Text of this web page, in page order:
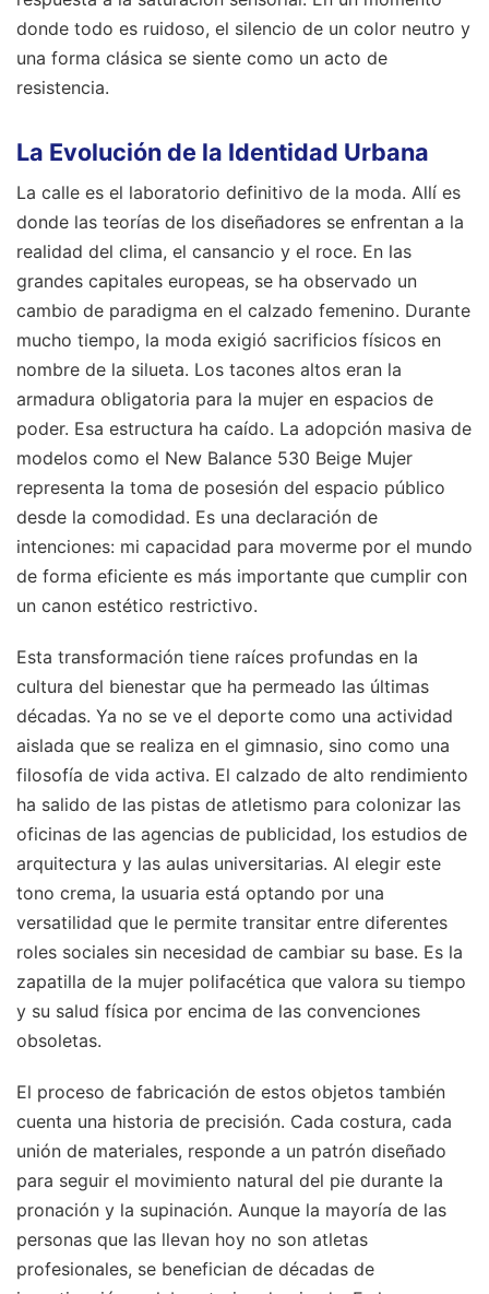
donde todo es ruidoso, el silencio de un color neutro y
una forma clásica se siente como un acto de
resistencia.
La Evolución de la Identidad Urbana
La calle es el laboratorio definitivo de la moda. Allí es
donde las teorías de los diseñadores se enfrentan a la
realidad del clima, el cansancio y el roce. En las
grandes capitales europeas, se ha observado un
cambio de paradigma en el calzado femenino. Durante
mucho tiempo, la moda exigió sacrificios físicos en
nombre de la silueta. Los tacones altos eran la
armadura obligatoria para la mujer en espacios de
poder. Esa estructura ha caído. La adopción masiva de
modelos como el New Balance 530 Beige Mujer
representa la toma de posesión del espacio público
desde la comodidad. Es una declaración de
intenciones: mi capacidad para moverme por el mundo
de forma eficiente es más importante que cumplir con
un canon estético restrictivo.
Esta transformación tiene raíces profundas en la
cultura del bienestar que ha permeado las últimas
décadas. Ya no se ve el deporte como una actividad
aislada que se realiza en el gimnasio, sino como una
filosofía de vida activa. El calzado de alto rendimiento
ha salido de las pistas de atletismo para colonizar las
oficinas de las agencias de publicidad, los estudios de
arquitectura y las aulas universitarias. Al elegir este
tono crema, la usuaria está optando por una
versatilidad que le permite transitar entre diferentes
roles sociales sin necesidad de cambiar su base. Es la
zapatilla de la mujer polifacética que valora su tiempo
y su salud física por encima de las convenciones
obsoletas.
El proceso de fabricación de estos objetos también
cuenta una historia de precisión. Cada costura, cada
unión de materiales, responde a un patrón diseñado
para seguir el movimiento natural del pie durante la
pronación y la supinación. Aunque la mayoría de las
personas que las llevan hoy no son atletas
profesionales, se benefician de décadas de